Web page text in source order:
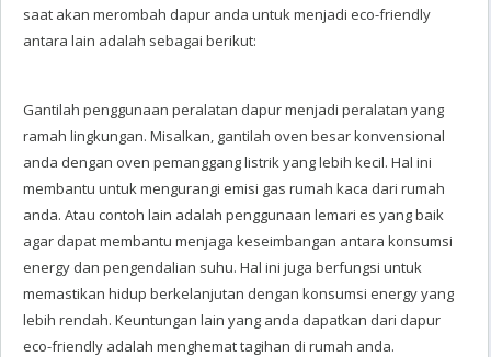
saat akan merombah dapur anda untuk menjadi eco-friendly
antara lain adalah sebagai berikut:
Gantilah penggunaan peralatan dapur menjadi peralatan yang
ramah lingkungan. Misalkan, gantilah oven besar konvensional
anda dengan oven pemanggang listrik yang lebih kecil. Hal ini
membantu untuk mengurangi emisi gas rumah kaca dari rumah
anda. Atau contoh lain adalah penggunaan lemari es yang baik
agar dapat membantu menjaga keseimbangan antara konsumsi
energy dan pengendalian suhu. Hal ini juga berfungsi untuk
memastikan hidup berkelanjutan dengan konsumsi energy yang
lebih rendah. Keuntungan lain yang anda dapatkan dari dapur
eco-friendly adalah menghemat tagihan di rumah anda.